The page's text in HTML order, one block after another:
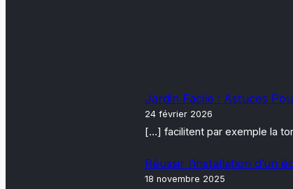
Jardin Facile : Astuces
24 février 2026
[…] facilitent par exemple la
Réussir l’installation d’un
18 novembre 2025